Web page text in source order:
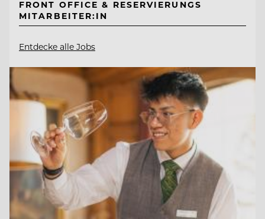
FRONT OFFICE & RESERVIERUNGS
MITARBEITER:IN
Entdecke alle Jobs